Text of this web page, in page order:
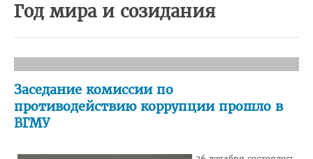
Фармацевтический
Стоматологический
Подготовки иностранных граждан
Довузовской подготовки
ФПКиП по педагогике и психологии
Год мира и созидания
Заседание комиссии по
противодействию коррупции прошло в
ВГМУ